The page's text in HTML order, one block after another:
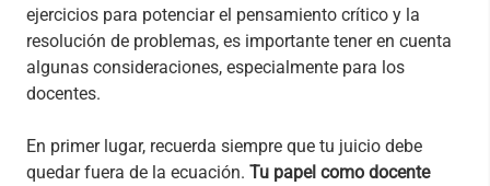
ejercicios para potenciar el pensamiento crítico y la
resolución de problemas, es importante tener en cuenta
algunas consideraciones, especialmente para los
docentes.
En primer lugar, recuerda siempre que tu juicio debe
quedar fuera de la ecuación. Tu papel como docente